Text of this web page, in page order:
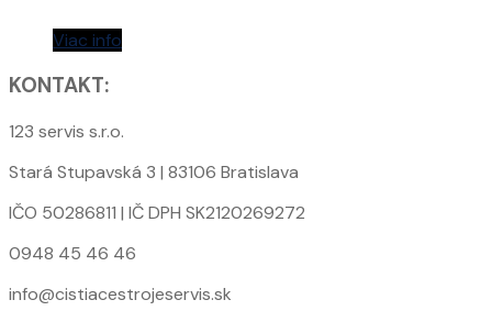
Viac info
KONTAKT:
123 servis s.r.o.
Stará Stupavská 3 | 83106 Bratislava
IČO 50286811 | IČ DPH SK2120269272
0948 45 46 46
info@cistiacestrojeservis.sk